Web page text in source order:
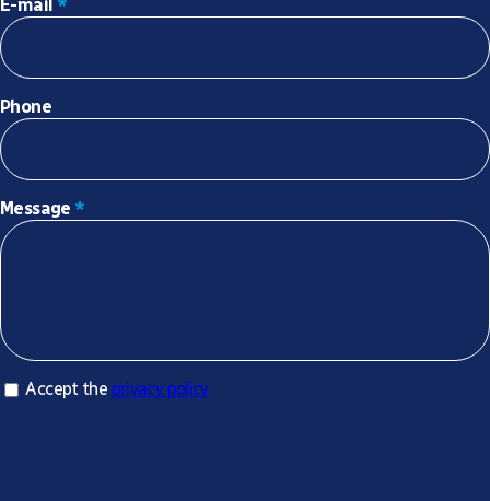
E-mail *
Phone
Message *
Accept privacy policy*
Accept the privacy policy